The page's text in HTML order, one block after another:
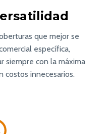
que mejor se
específica,
siempre con la máxima
costos innecesarios.